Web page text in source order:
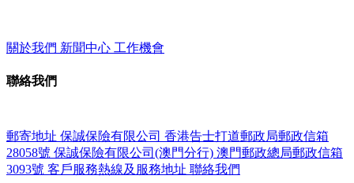
關於我們 新聞中心 工作機會
聯絡我們
郵寄地址 保誠保險有限公司 香港告士打道郵政局郵政信箱
28058號 保誠保險有限公司(澳門分行) 澳門郵政總局郵政信箱
3093號 客戶服務熱線及服務地址 聯絡我們